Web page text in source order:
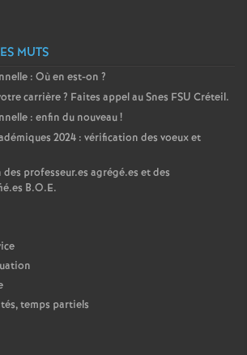
MUTS
: Où en est-on ?
carrière? Faites appel au Snes FSU Créteil.
: enfin du nouveau!
2024 : vérification des voeux et
professeur.es agrégé.es et des
B.O.E.
temps partiels